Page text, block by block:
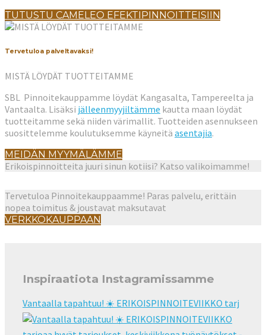
TUTUSTU CAMELEO EFEKTIPINNOITTEISIIN
Tervetuloa palveltavaksi!
MISTÄ LÖYDÄT TUOTTEITAMME
SBL Pinnoitekauppamme löydät Kangasalta, Tampereelta ja
Vantaalta. Lisäksi jälleenmyyjiltämme kautta maan löydät
tuotteitamme sekä niiden värimallit. Tuotteiden asennukseen
suosittelemme koulutuksemme käyneitä asentajia.
MEIDÄN MYYMÄLÄMME
Erikoispinnoitteita juuri sinun kotiisi? Katso valikoimamme!
Tervetuloa Pinnoitekauppaamme! Paras palvelu, erittäin
nopea toimitus & joustavat maksutavat
VERKKOKAUPPAAN
Inspiraatiota Instagramissamme
Vantaalla tapahtuu! ☀️ ERIKOISPINNOITEVIIKKO tarj